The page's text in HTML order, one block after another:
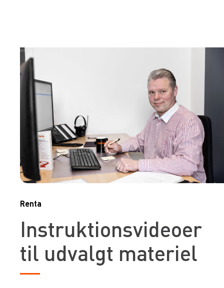
Renta
Instruktionsvideoer
til udvalgt materiel